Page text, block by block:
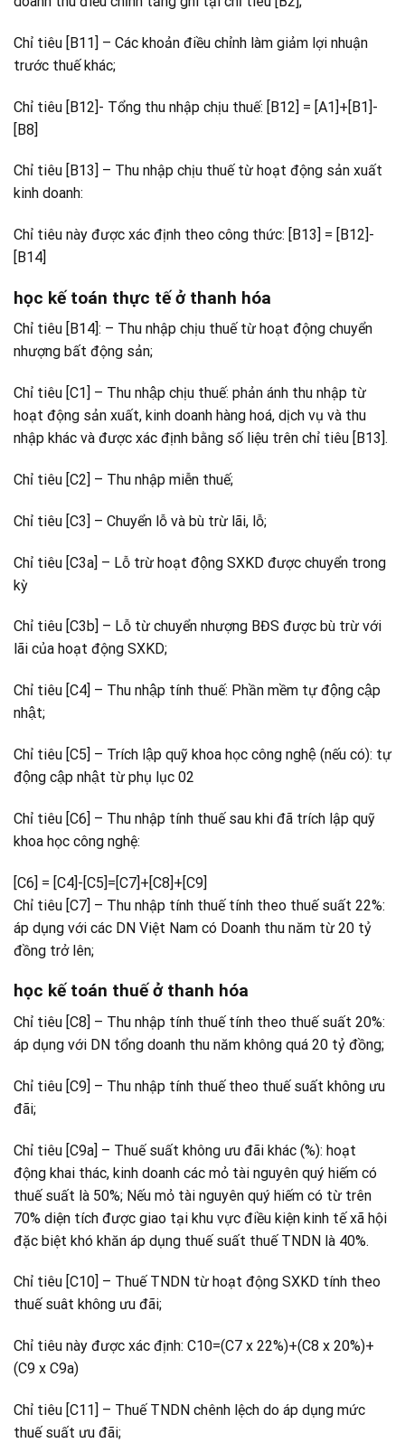
Chỉ tiêu [B11] – Các khoản điều chỉnh làm giảm lợi nhuận
trước thuế khác;
Chỉ tiêu [B12]- Tổng thu nhập chịu thuế: [B12] = [A1]+[B1]-
[B8]
Chỉ tiêu [B13] – Thu nhập chịu thuế từ hoạt động sản xuất
kinh doanh:
Chỉ tiêu này được xác định theo công thức: [B13] = [B12]-
[B14]
học kế toán thực tế ở thanh hóa
Chỉ tiêu [B14]: – Thu nhập chịu thuế từ hoạt động chuyển
nhượng bất động sản;
Chỉ tiêu [C1] – Thu nhập chịu thuế: phản ánh thu nhập từ
hoạt động sản xuất, kinh doanh hàng hoá, dịch vụ và thu
nhập khác và được xác định bằng số liệu trên chỉ tiêu [B13].
Chỉ tiêu [C2] – Thu nhập miễn thuế;
Chỉ tiêu [C3] – Chuyển lỗ và bù trừ lãi, lỗ;
Chỉ tiêu [C3a] – Lỗ trừ hoạt động SXKD được chuyển trong
kỳ
Chỉ tiêu [C3b] – Lỗ từ chuyển nhượng BĐS được bù trừ với
lãi của hoạt động SXKD;
Chỉ tiêu [C4] – Thu nhập tính thuế: Phần mềm tự động cập
nhật;
Chỉ tiêu [C5] – Trích lập quỹ khoa học công nghệ (nếu có): tự
động cập nhật từ phụ lục 02
Chỉ tiêu [C6] – Thu nhập tính thuế sau khi đã trích lập quỹ
khoa học công nghệ:
[C6] = [C4]-[C5]=[C7]+[C8]+[C9]
Chỉ tiêu [C7] – Thu nhập tính thuế tính theo thuế suất 22%:
áp dụng với các DN Việt Nam có Doanh thu năm từ 20 tỷ
đồng trở lên;
học kế toán thuế ở thanh hóa
Chỉ tiêu [C8] – Thu nhập tính thuế tính theo thuế suất 20%:
áp dụng với DN tổng doanh thu năm không quá 20 tỷ đồng;
Chỉ tiêu [C9] – Thu nhập tính thuế theo thuế suất không ưu
đãi;
Chỉ tiêu [C9a] – Thuế suất không ưu đãi khác (%): hoạt
động khai thác, kinh doanh các mỏ tài nguyên quý hiếm có
thuế suất là 50%; Nếu mỏ tài nguyên quý hiếm có từ trên
70% diện tích được giao tại khu vực điều kiện kinh tế xã hội
đặc biệt khó khăn áp dụng thuế suất thuế TNDN là 40%.
Chỉ tiêu [C10] – Thuế TNDN từ hoạt động SXKD tính theo
thuế suât không ưu đãi;
Chỉ tiêu này được xác định: C10=(C7 x 22%)+(C8 x 20%)+
(C9 x C9a)
Chỉ tiêu [C11] – Thuế TNDN chênh lệch do áp dụng mức
thuế suất ưu đãi;